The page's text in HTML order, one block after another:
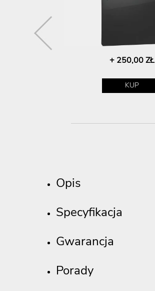
+ 250,00 ZŁ
KUP
Opis
Specyfikacja
Gwarancja
Porady